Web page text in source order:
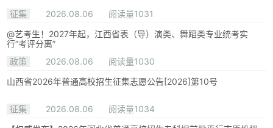
征集 2026.08.06
阅读量1031
@艺考生！2027年起，江西省表（导）演类、舞蹈类专业统考实
行“考评分离”
政策
2026.08.06
阅读量1030
山西省2026年普通高校招生征集志愿公告[2026]第10号
征集 2026.08.06
阅读量1034